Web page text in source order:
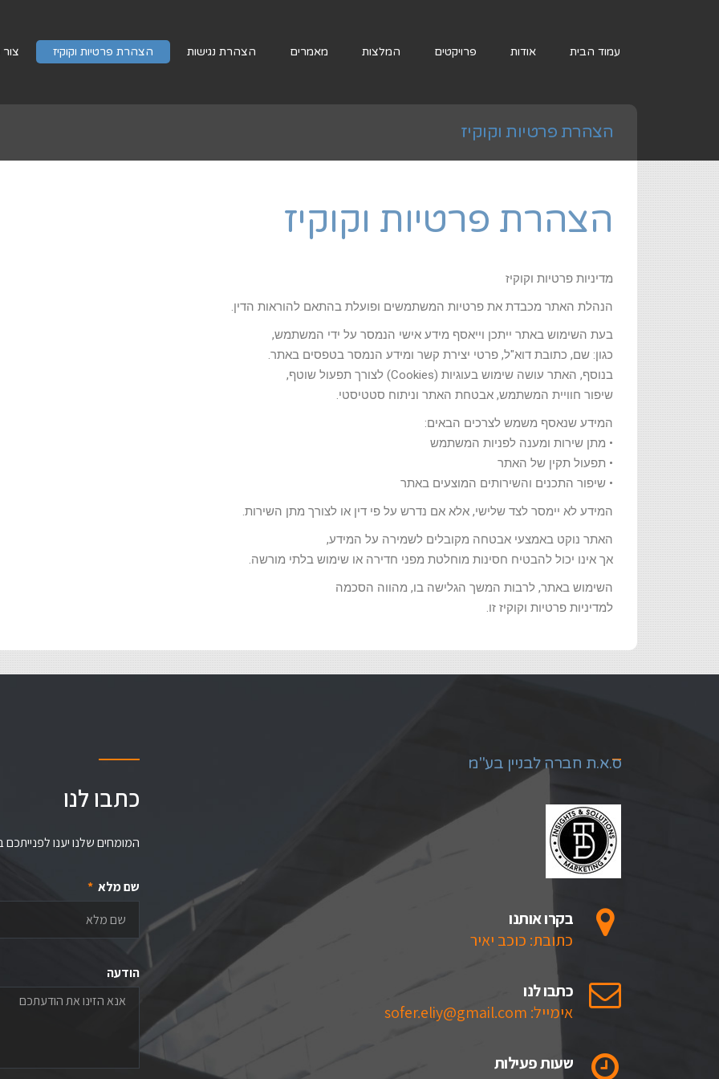
עמוד הבית אודות פרויקטים המלצות מאמרים הצהרת נגישות הצהרת פרטיות וקוקיז
הצהרת פרטיות וקוקיז
הצהרת פרטיות וקוקיז
מדיניות פרטיות וקוקיז
הנהלת האתר מכבדת את פרטיות המשתמשים ופועלת בהתאם להוראות הדין.
בעת השימוש באתר ייתכן וייאסף מידע אישי הנמסר על ידי המשתמש,
כגון: שם, כתובת דוא"ל, פרטי יצירת קשר ומידע הנמסר בטפסים באתר.
בנוסף, האתר עושה שימוש בעוגיות (Cookies) לצורך תפעול שוטף,
שיפור חוויית המשתמש, אבטחת האתר וניתוח סטטיסטי.
המידע שנאסף משמש לצרכים הבאים:
• מתן שירות ומענה לפניות המשתמש
• תפעול תקין של האתר
• שיפור התכנים והשירותים המוצעים באתר
המידע לא יימסר לצד שלישי, אלא אם נדרש על פי דין או לצורך מתן השירות.
האתר נוקט באמצעי אבטחה מקובלים לשמירה על המידע,
אך אינו יכול להבטיח חסינות מוחלטת מפני חדירה או שימוש בלתי מורשה.
השימוש באתר, לרבות המשך הגלישה בו, מהווה הסכמה
למדיניות פרטיות וקוקיז זו.
ס.א.ת חברה לבניין בע"מ
בקרו אותנו
כתובת: כוכב יאיר
כתבו לנו
אימייל: sofer.eliy@gmail.com
שעות פעילות
כתבו לנו
המומחים שלנו יענו
שם מלא
הודעה